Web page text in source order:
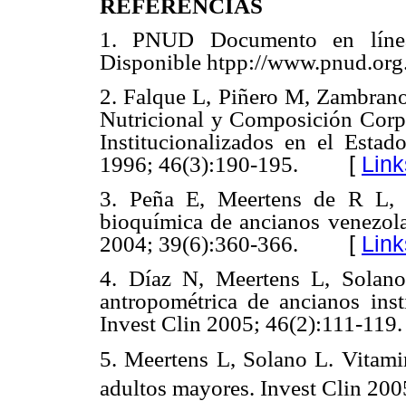
REFERENCIAS
1. PNUD Documento en
Disponible htpp://
2. Falque L, Piñero M,
Nutricional y Composición
Institucionalizados en el
1996; 46(3):190-195. [
3. Peña E, Meertens de R L,
bioquímica de ancianos
2004; 39(6):360-366. [
4. Díaz N, Meertens L,
antropométrica de ancianos
Invest Clin 2005; 46(2):111-119.
5. Meertens L, Solano L.
adultos mayores. Invest Clin